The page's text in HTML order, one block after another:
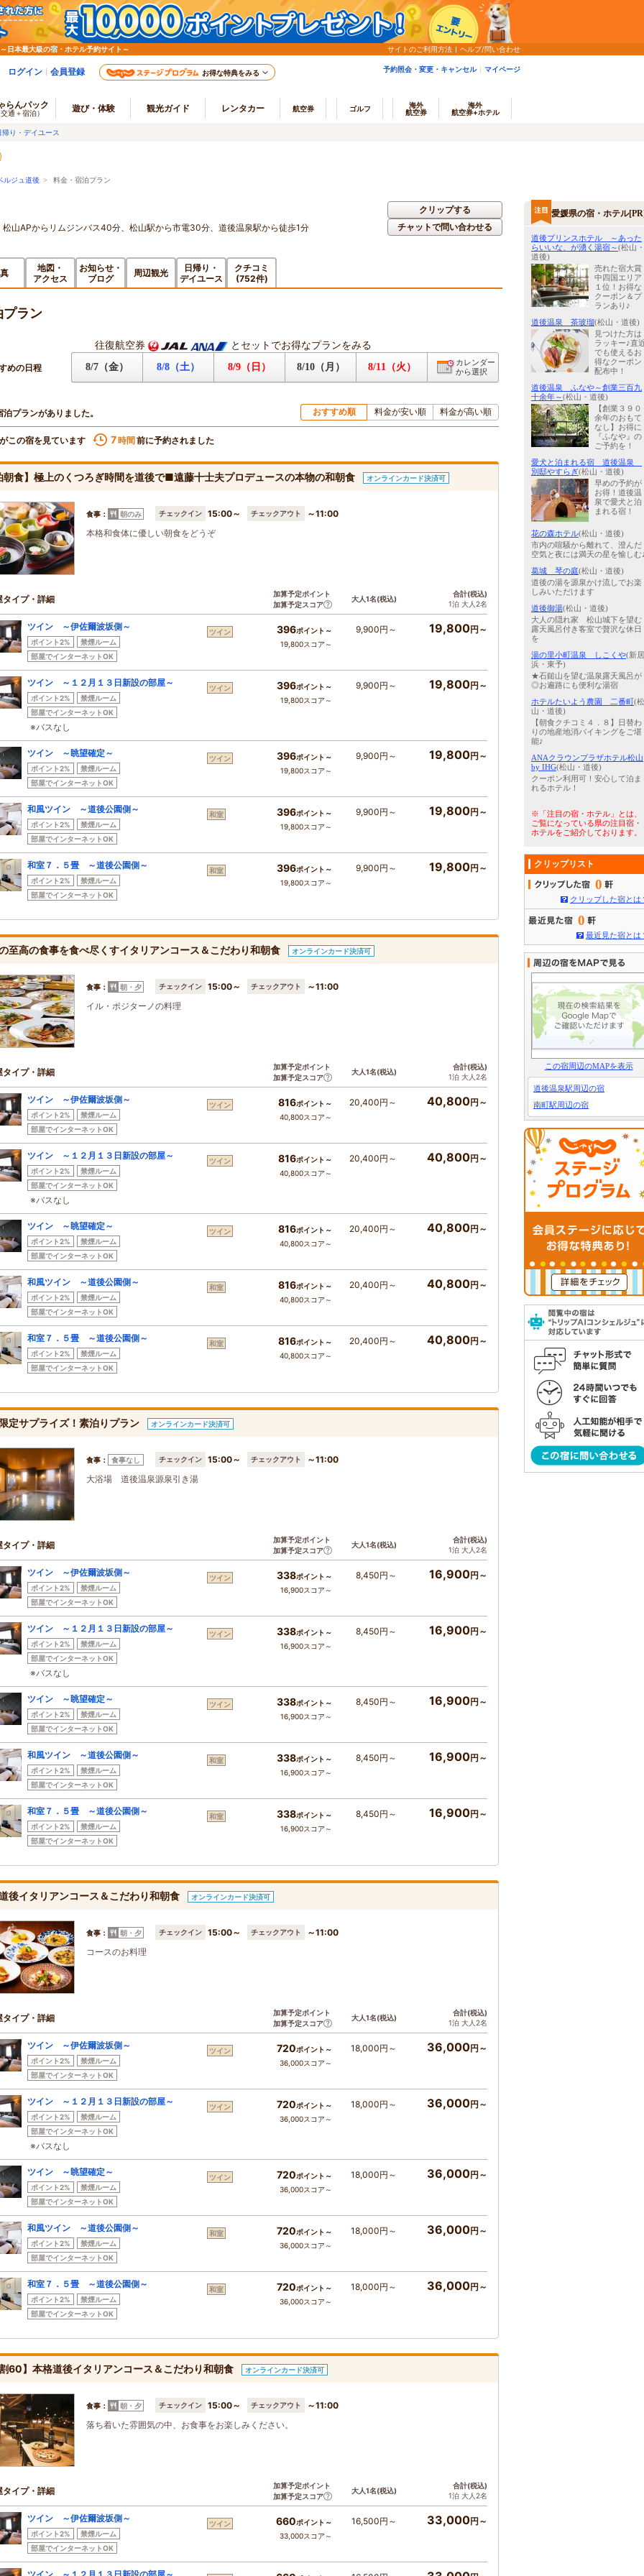
日本最大級の宿・ホテル予約サイト～ サイトのご利用方法 ヘルプ/問い合わせ
ログイン 会員登録 お得な特典をみる 予約照会・変更・キャンセル マイページ
らんパック
通＋宿泊） 遊び・体験 観光ガイド レンタカー 航空券 ゴルフ
海外
航空券
海外
航空券+ホテル
帰り・デイユース
ルジュ道後 > 料金・宿泊プラン
山APからリムジンバス40分、松山駅から市電30分、道後温泉駅から徒歩1分
クリップする
チャットで問い合わせる
地図・
アクセス
お知らせ・
ブログ
周辺観光
日帰り・
デイユース
クチコミ
(752件)
プラン
往復航空券 とセットでお得なプランをみる
めの日程 8/7（金） 8/8（土） 8/9（日） 8/10（月） 8/11（火）
カレンダー
から選択
泊プランがありました。 おすすめ順 料金が安い順 料金が高い順
この宿を見ています 7時間 前に予約されました
朝食】極上のくつろぎ時間を道後で■遠藤十士夫プロデュースの本物の和朝食 オンラインカード決済可
食事： 朝のみ チェックイン 15:00～ チェックアウト
～11:00
本格和食体に優しい朝食をどうぞ
タイプ・詳細
加算予定ポイント
加算予定スコア
大人1名(税込)
合計(税込)
1泊 大人2名
ツイン ～伊佐爾波坂側～
ポイント2%
禁煙ルーム
部屋でインターネットOK
ツイン 396ポイント～
19,800スコア～
9,900円～ 19,800円～
ツイン ～１２月１３日新設の部屋～
ポイント2%
禁煙ルーム
部屋でインターネットOK
※バスなし
ツイン 396ポイント～
19,800スコア～
9,900円～ 19,800円～
ツイン ～眺望確定～
ポイント2%
禁煙ルーム
部屋でインターネットOK
ツイン 396ポイント～
19,800スコア～
9,900円～ 19,800円～
和風ツイン ～道後公園側～
ポイント2%
禁煙ルーム
部屋でインターネットOK
和室 396ポイント～
19,800スコア～
9,900円～ 19,800円～
和室７．５畳 ～道後公園側～
ポイント2%
禁煙ルーム
部屋でインターネットOK
和室 396ポイント～
19,800スコア～
9,900円～ 19,800円～
至高の食事を食べ尽くすイタリアンコース＆こだわり和朝食 オンラインカード決済可
食事： 朝・夕 チェックイン 15:00～ チェックアウト
～11:00
イル・ポジターノの料理
タイプ・詳細
加算予定ポイント
加算予定スコア
大人1名(税込)
合計(税込)
1泊 大人2名
ツイン ～伊佐爾波坂側～
ポイント2%
禁煙ルーム
部屋でインターネットOK
ツイン 816ポイント～
40,800スコア～
20,400円～ 40,800円～
ツイン ～１２月１３日新設の部屋～
ポイント2%
禁煙ルーム
部屋でインターネットOK
※バスなし
ツイン 816ポイント～
40,800スコア～
20,400円～ 40,800円～
ツイン ～眺望確定～
ポイント2%
禁煙ルーム
部屋でインターネットOK
ツイン 816ポイント～
40,800スコア～
20,400円～ 40,800円～
和風ツイン ～道後公園側～
ポイント2%
禁煙ルーム
部屋でインターネットOK
和室 816ポイント～
40,800スコア～
20,400円～ 40,800円～
和室７．５畳 ～道後公園側～
ポイント2%
禁煙ルーム
部屋でインターネットOK
和室 816ポイント～
40,800スコア～
20,400円～ 40,800円～
定サプライズ！素泊りプラン オンラインカード決済可
食事： 食事なし チェックイン 15:00～ チェックアウト
～11:00
大浴場 道後温泉源泉引き湯
タイプ・詳細
加算予定ポイント
加算予定スコア
大人1名(税込)
合計(税込)
1泊 大人2名
ツイン ～伊佐爾波坂側～
ポイント2%
禁煙ルーム
部屋でインターネットOK
ツイン 338ポイント～
16,900スコア～
8,450円～ 16,900円～
ツイン ～１２月１３日新設の部屋～
ポイント2%
禁煙ルーム
部屋でインターネットOK
※バスなし
ツイン 338ポイント～
16,900スコア～
8,450円～ 16,900円～
ツイン ～眺望確定～
ポイント2%
禁煙ルーム
部屋でインターネットOK
ツイン 338ポイント～
16,900スコア～
8,450円～ 16,900円～
和風ツイン ～道後公園側～
ポイント2%
禁煙ルーム
部屋でインターネットOK
和室 338ポイント～
16,900スコア～
8,450円～ 16,900円～
和室７．５畳 ～道後公園側～
ポイント2%
禁煙ルーム
部屋でインターネットOK
和室 338ポイント～
16,900スコア～
8,450円～ 16,900円～
後イタリアンコース＆こだわり和朝食 オンラインカード決済可
食事： 朝・夕 チェックイン 15:00～ チェックアウト
～11:00
コースのお料理
タイプ・詳細
加算予定ポイント
加算予定スコア
大人1名(税込)
合計(税込)
1泊 大人2名
ツイン ～伊佐爾波坂側～
ポイント2%
禁煙ルーム
部屋でインターネットOK
ツイン 720ポイント～
36,000スコア～
18,000円～ 36,000円～
ツイン ～１２月１３日新設の部屋～
ポイント2%
禁煙ルーム
部屋でインターネットOK
※バスなし
ツイン 720ポイント～
36,000スコア～
18,000円～ 36,000円～
ツイン ～眺望確定～
ポイント2%
禁煙ルーム
部屋でインターネットOK
ツイン 720ポイント～
36,000スコア～
18,000円～ 36,000円～
和風ツイン ～道後公園側～
ポイント2%
禁煙ルーム
部屋でインターネットOK
和室 720ポイント～
36,000スコア～
18,000円～ 36,000円～
和室７．５畳 ～道後公園側～
ポイント2%
禁煙ルーム
部屋でインターネットOK
和室 720ポイント～
36,000スコア～
18,000円～ 36,000円～
60】本格道後イタリアンコース＆こだわり和朝食 オンラインカード決済可
食事： 朝・夕 チェックイン 15:00～ チェックアウト
～11:00
落ち着いた雰囲気の中、お食事をお楽しみください。
タイプ・詳細
加算予定ポイント
加算予定スコア
大人1名(税込)
合計(税込)
1泊 大人2名
ツイン ～伊佐爾波坂側～
ポイント2%
禁煙ルーム
部屋でインターネットOK
ツイン 660ポイント～
33,000スコア～
16,500円～ 33,000円～
愛媛県の宿・ホテル
道後プリンスホテル ～あった
らいいな、が湧く湯宿～(松山・
道後)
売れた宿大賞
中四国エリア
１位！お得な
クーポン＆プ
ランあり♪
道後温泉 茶玻瑠(松山・道後)
見つけた方は
ラッキー♪直
でも使えるお
得なクーポン
配布中！
道後温泉 ふなや～創業三百九
十余年～(松山・道後)
【創業３９０
余年のおもて
なし】お得に
『ふなや』の
ご予約を！
愛犬と泊まれる宿 道後温泉
別邸やすらぎ(松山・道後)
早めの予約が
お得！道後温
泉で愛犬と泊
まれる宿！
花の森ホテル(松山・道後)
市内の喧騒から離れて、澄んだ
空気と夜には満天の星を愉しむ
葛城 琴の庭(松山・道後)
道後の湯を源泉かけ流しでお楽
しみいただけます
道後御湯(松山・道後)
大人の隠れ家 松山城下を望む
露天風呂付き客室で贅沢な休日
を
湯の里小町温泉 しこくや(新居
浜・東予)
★石鎚山を望む温泉露天風呂が
◎お遍路にも便利な湯宿
ホテルたいよう農園 二番町 (松
山・道後)
【朝食クチコミ４．８】日替わ
りの地産地消バイキングをご堪
能♪
ANAクラウンプラザホテル松山
by IHG(松山・道後)
クーポン利用可！安心して泊ま
れるホテル！
※「注目の宿・ホテル」とは、
ご覧になっている県の注目宿・
ホテルをご紹介しております。
クリップリスト
0
クリップした宿とは
0
最近見た宿とは
この宿周辺のMAPを表示
道後温泉駅周辺の宿
南町駅周辺の宿